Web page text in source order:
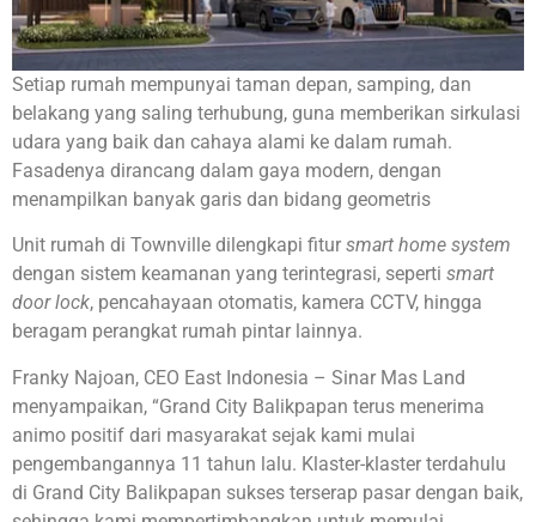
Setiap rumah mempunyai taman depan, samping, dan
belakang yang saling terhubung, guna memberikan sirkulasi
udara yang baik dan cahaya alami ke dalam rumah.
Fasadenya dirancang dalam gaya modern, dengan
menampilkan banyak garis dan bidang geometris
Unit rumah di Townville dilengkapi fitur smart home system
dengan sistem keamanan yang terintegrasi, seperti smart
door lock, pencahayaan otomatis, kamera CCTV, hingga
beragam perangkat rumah pintar lainnya.
Franky Najoan, CEO East Indonesia – Sinar Mas Land
menyampaikan, “Grand City Balikpapan terus menerima
animo positif dari masyarakat sejak kami mulai
pengembangannya 11 tahun lalu. Klaster-klaster terdahulu
di Grand City Balikpapan sukses terserap pasar dengan baik,